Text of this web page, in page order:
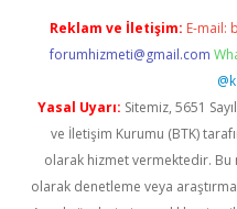
Reklam ve İletişim: E-mail:
forumhizmeti@gmail.com
Yasal Uyarı: Sitemiz, 5651
ve İletişim Kurumu (BTK)
olarak hizmet vermektedir.
olarak denetleme veya